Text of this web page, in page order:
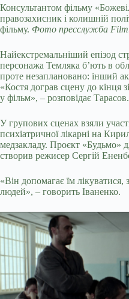
Консультантом фільму
правозахисник і колишній
фільму. Фото пресслужба
Найекстремальніший епізод
персонажа Темляка б’ють в
проте незаплановано: інший
«Костя дограв сцену до кінця
у фільм», – розповідає Тарасов.
У групових сценах взяли
психіатричної лікарні на
медзакладу. Проєкт «Будьмо»
створив режисер Сергій
«Він допомагає їм
людей», – говорить Іваненко.